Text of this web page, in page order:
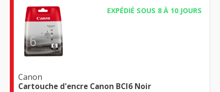
EXPÉDIÉ SOUS 8 À 10 JOURS
Canon
Cartouche d'encre Canon BCI6 Noir